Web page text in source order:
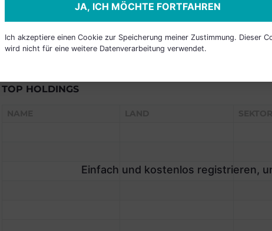
TOP HOLDINGS
Einfach und kostenlos registrieren,
JA, ICH MÖCHTE FORTFAHREN
Ich akzeptiere einen Cookie zur Speicherung meiner Zustimmung. Dieser
wird nicht für eine weitere Datenverarbeitung verwendet.